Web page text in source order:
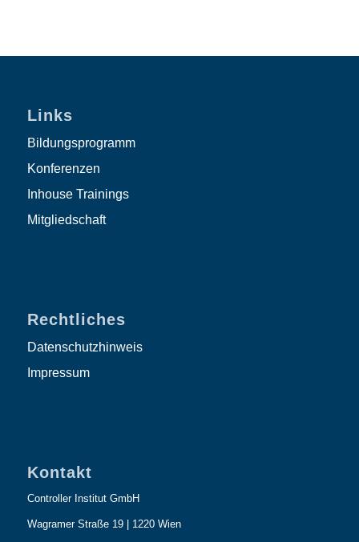
Links
Bildungsprogramm
Konferenzen
Inhouse Trainings
Mitgliedschaft
Rechtliches
Datenschutzhinweis
Impressum
Kontakt
Controller Institut GmbH
Wagramer Straße 19 | 1220 Wien